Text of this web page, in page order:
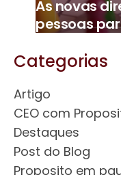
As novas
pessoas
Categorias
Artigo
CEO com
Destaques
Post do Blog
Proposito em